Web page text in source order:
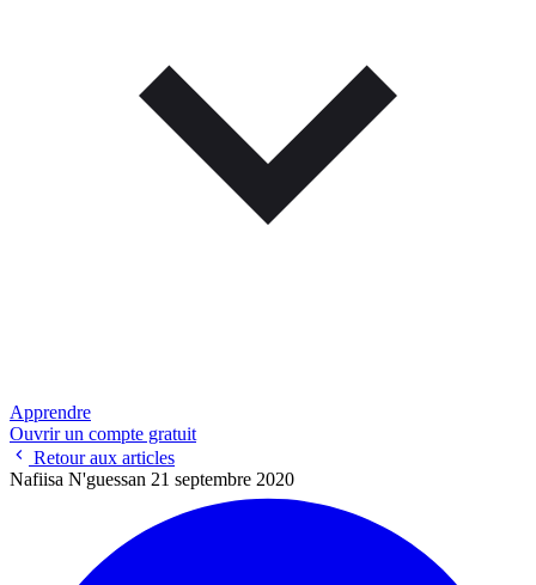
Apprendre
Ouvrir un compte gratuit
Retour aux articles
Nafiisa N'guessan 21 septembre 2020